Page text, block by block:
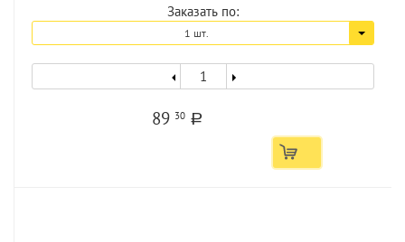
Заказать по:
1 шт.
89 30 a